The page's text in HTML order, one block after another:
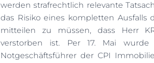
werden strafrechtlich relevante
das Risiko eines kompletten Ausfalls
mitteilen zu müssen, dass Herr
verstorben ist. Per 17. Mai
Notgeschäftsführer der CPI